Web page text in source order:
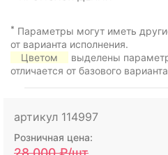
* Параметры могут иметь
от варианта исполнения.
Цветом
выделены
отличается от базового
артикул 114997
Розничная цена: